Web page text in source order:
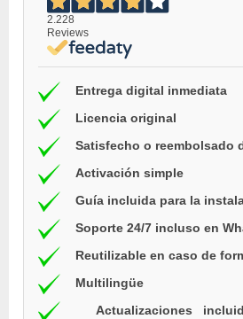
2.228
Reviews
Entrega digital inmediata
Licencia original
Satisfecho o reembolsado
Activación simple
Guía incluida para la
Soporte 24/7 incluso en
Reutilizable en caso de
Multilingüe
Actualizaciones